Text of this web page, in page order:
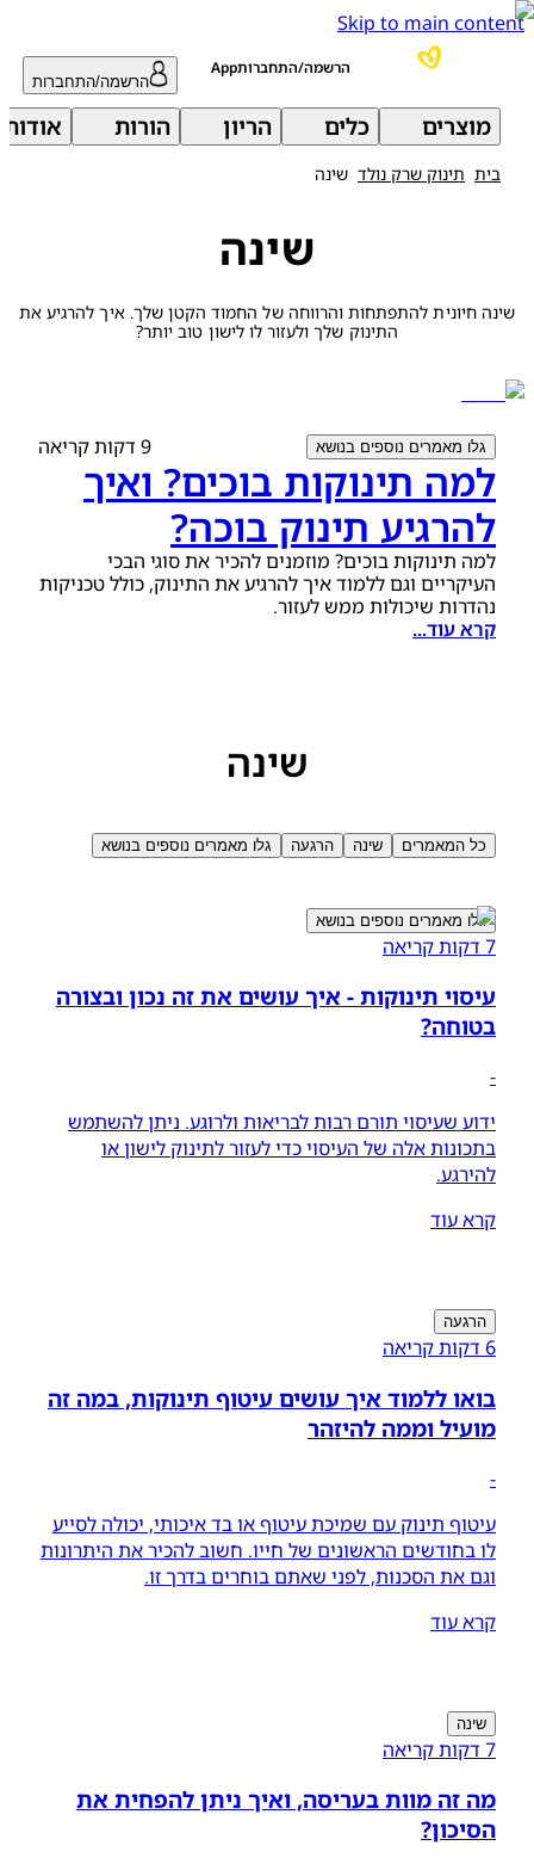
Skip to main content
הרשמה/התחברותApp
הרשמה/התחברות
מוצרים כלים הריון הורות
בית תינוק שרק נולד שינה
שינה
שינה חיונית להתפתחות והרווחה של החמוד הקטן שלך. איך להרגיע את
התינוק שלך ולעזור לו לישון טוב יותר?
גלו מאמרים נוספים בנושא 9 דקות קריאה
למה תינוקות בוכים? ואיך
להרגיע תינוק בוכה?
למה תינוקות בוכים? מוזמנים להכיר את סוגי הבכי
העיקריים וגם ללמוד איך להרגיע את התינוק, כולל טכניקות
נהדרות שיכולות ממש לעזור.
קרא עוד...
שינה
כל המאמרים שינה הרגעה גלו מאמרים נוספים בנושא
גלו מאמרים נוספים בנושא
7 דקות קריאה
עיסוי תינוקות - איך עושים את זה נכון ובצורה
בטוחה?
-
ידוע שעיסוי תורם רבות לבריאות ולרוגע. ניתן להשתמש
בתכונות אלה של העיסוי כדי לעזור לתינוק לישון או
להירגע.
קרא עוד
הרגעה
6 דקות קריאה
בואו ללמוד איך עושים עיטוף תינוקות, במה זה
מועיל וממה להיזהר
-
עיטוף תינוק עם שמיכת עיטוף או בד איכותי, יכולה לסייע
לו בחודשים הראשונים של חייו. חשוב להכיר את היתרונות
וגם את הסכנות, לפני שאתם בוחרים בדרך זו.
קרא עוד
שינה
7 דקות קריאה
מה זה מוות בעריסה, ואיך ניתן להפחית את
הסיכון?